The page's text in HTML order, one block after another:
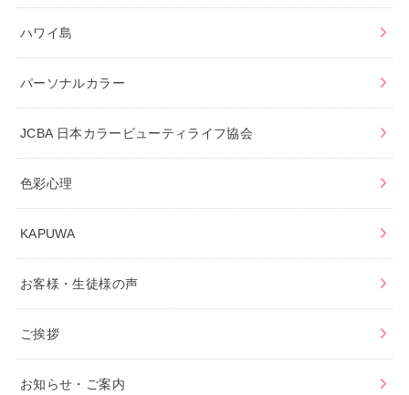
ハワイ島
パーソナルカラー
JCBA 日本カラービューティライフ協会
色彩心理
KAPUWA
お客様・生徒様の声
ご挨拶
お知らせ・ご案内